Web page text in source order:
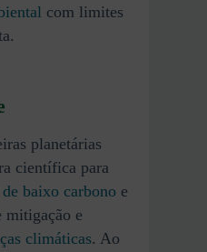
com limites
planetárias
científica para
baixo carbono e
mitigação e
climáticas. Ao